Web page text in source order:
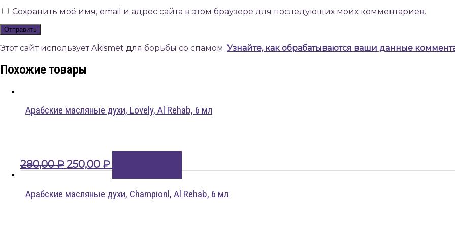
Сохранить моё имя, email и адрес сайта в этом браузере для последующих моих комментариев.
Этот сайт использует Akismet для борьбы со спамом. Узнайте, как обрабатываются ваши данные
Похожие товары
Арабские масляные духи, Lovely, Al Rehab, 6 мл
280,00₽ Первоначальная
цена
составляла
280,00 ₽.
250,00 ₽Текущая
цена:
250,00 ₽.
Арабские масляные духи, Championl, Al Rehab, 6 мл